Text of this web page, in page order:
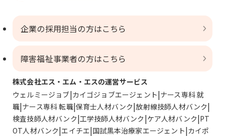
企業の採用担当の方はこちら
障害福祉事業者の方はこちら
株式会社エス・エム・エスの運営サービス
ウェルミージョブ カイゴジョブエージェント ナース専科 就
職 ナース専科 転職 保育士人材バンク 放射線技師人材バンク
検査技師人材バンク 工学技師人材バンク ケア人材バンク PT
OT人材バンク エイチエ 国試黒本治療家エージェント カイポ